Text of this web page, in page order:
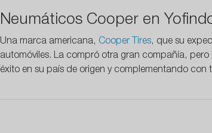
Neumáticos Cooper en
Una marca americana, Cooper Tires, que su
automóviles. La compró otra gran compañía,
éxito en su país de origen y complementando